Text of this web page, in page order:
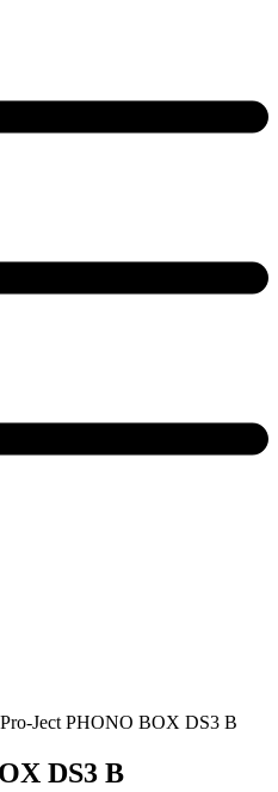
Ject PHONO BOX DS3 B
DS3 B